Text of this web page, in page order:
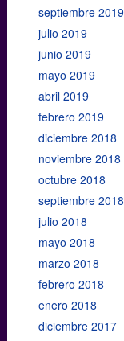
septiembre 2019
julio 2019
junio 2019
mayo 2019
abril 2019
febrero 2019
diciembre 2018
noviembre 2018
octubre 2018
septiembre 2018
julio 2018
mayo 2018
marzo 2018
febrero 2018
enero 2018
diciembre 2017